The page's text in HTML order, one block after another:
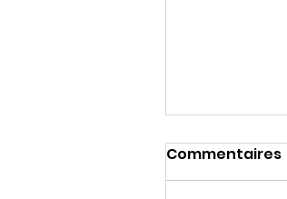
Commentaires